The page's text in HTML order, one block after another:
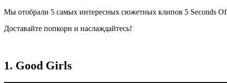
Мы отобрали 5 самых интересных сюжетных клипов 5 Seconds Of
Доставайте попкорн и наслаждайтесь!
1. Good Girls